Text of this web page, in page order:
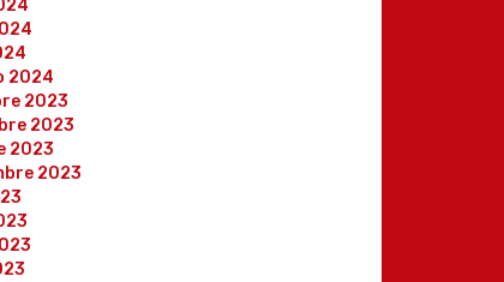
2024
2023
2023
2023
2023